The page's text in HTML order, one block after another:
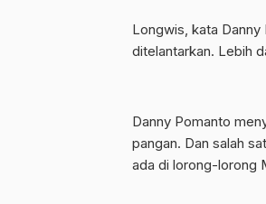
Longwis, kata
ditelantarkan. Lebih
Danny Pomanto
pangan. Dan salah
ada di lorong-lorong